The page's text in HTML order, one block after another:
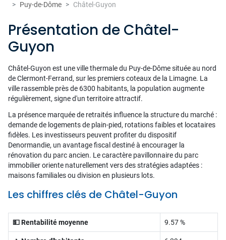
Puy-de-Dôme
Châtel-Guyon
Présentation de Châtel-
Guyon
Châtel-Guyon est une ville thermale du Puy-de-Dôme située au nord
de Clermont-Ferrand, sur les premiers coteaux de la Limagne. La
ville rassemble près de 6300 habitants, la population augmente
régulièrement, signe d'un territoire attractif.
La présence marquée de retraités influence la structure du marché :
demande de logements de plain-pied, rotations faibles et locataires
fidèles. Les investisseurs peuvent profiter du dispositif
Denormandie, un avantage fiscal destiné à encourager la
rénovation du parc ancien. Le caractère pavillonnaire du parc
immobilier oriente naturellement vers des stratégies adaptées :
maisons familiales ou division en plusieurs lots.
Les chiffres clés de Châtel-Guyon
💵 Rentabilité moyenne 9.57 %